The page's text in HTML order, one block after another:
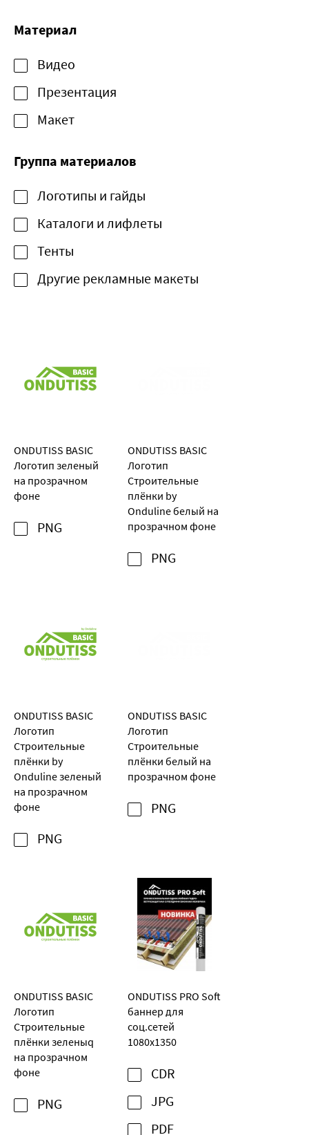
Материал
Видео
Презентация
Макет
Группа материалов
Логотипы и гайды
Каталоги и лифлеты
Тенты
Другие рекламные макеты
ONDUTISS BASIC
Логотип зеленый
на прозрачном
фоне
PNG
ONDUTISS BASIC
Логотип
Строительные
плёнки by
Onduline белый на
прозрачном фоне
PNG
ONDUTISS BASIC
Логотип
Строительные
плёнки by
Onduline зеленый
на прозрачном
фоне
PNG
ONDUTISS BASIC
Логотип
Строительные
плёнки белый на
прозрачном фоне
PNG
ONDUTISS BASIC
Логотип
Строительные
плёнки зеленыq
на прозрачном
фоне
PNG
ONDUTISS PRO Soft
баннер для
соц.сетей
1080х1350
CDR
JPG
PDF